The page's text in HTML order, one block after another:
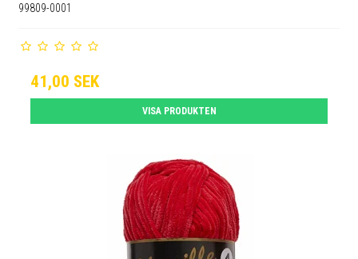
99809-0001
41,00 SEK
VISA PRODUKTEN